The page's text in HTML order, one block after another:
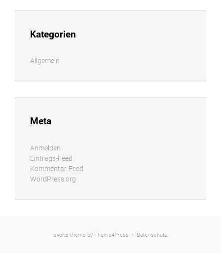
Kategorien
Allgemein
Meta
Anmelden
Eintrags-Feed
Kommentar-Feed
WordPress.org
evolve theme by Theme4Press • Datenschutz